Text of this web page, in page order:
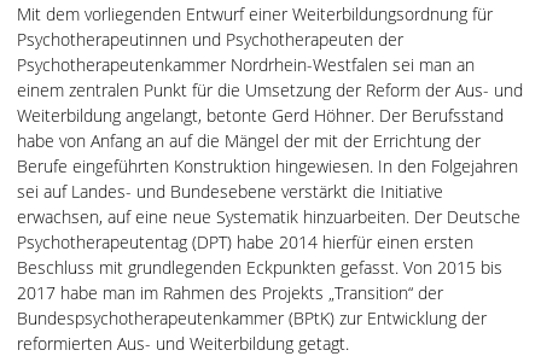
Mit dem vorliegenden Entwurf einer Weiterbildungsordnung für
Psychotherapeutinnen und Psychotherapeuten der
Psychotherapeutenkammer Nordrhein-Westfalen sei man an
einem zentralen Punkt für die Umsetzung der Reform der Aus- und
Weiterbildung angelangt, betonte Gerd Höhner. Der Berufsstand
habe von Anfang an auf die Mängel der mit der Errichtung der
Berufe eingeführten Konstruktion hingewiesen. In den Folgejahren
sei auf Landes- und Bundesebene verstärkt die Initiative
erwachsen, auf eine neue Systematik hinzuarbeiten. Der Deutsche
Psychotherapeutentag (DPT) habe 2014 hierfür einen ersten
Beschluss mit grundlegenden Eckpunkten gefasst. Von 2015 bis
2017 habe man im Rahmen des Projekts „Transition“ der
Bundespsychotherapeutenkammer (BPtK) zur Entwicklung der
reformierten Aus- und Weiterbildung getagt.